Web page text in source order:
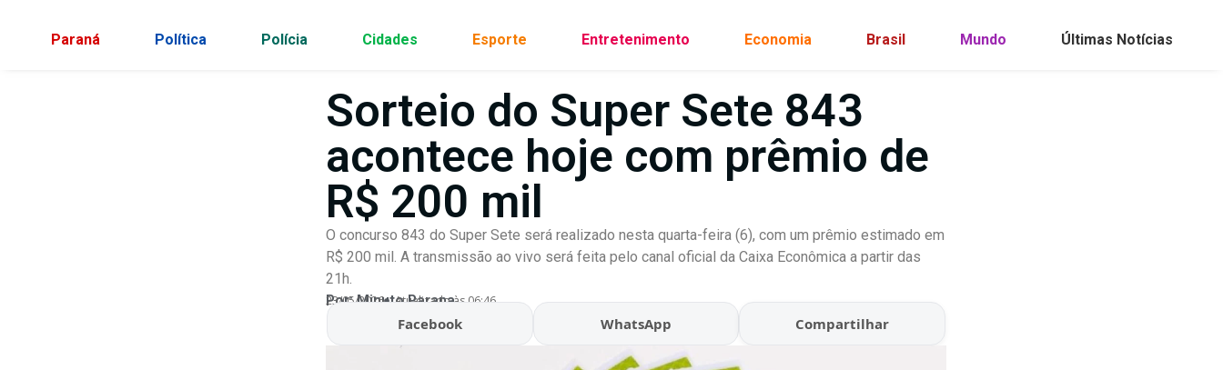
Paraná Política Polícia Cidades Esporte Entretenimento Economia Brasil Mundo Últimas Notícias
Sorteio do Super Sete 843
acontece hoje com prêmio de
R$ 200 mil
O concurso 843 do Super Sete será realizado nesta quarta-feira (6), com um prêmio estimado em
R$ 200 mil. A transmissão ao vivo será feita pelo canal oficial da Caixa Econômica a partir das
21h.
Por:Minuto Parana
23/05/2026 Atualizado às 06:46
Facebook WhatsApp Compartilhar